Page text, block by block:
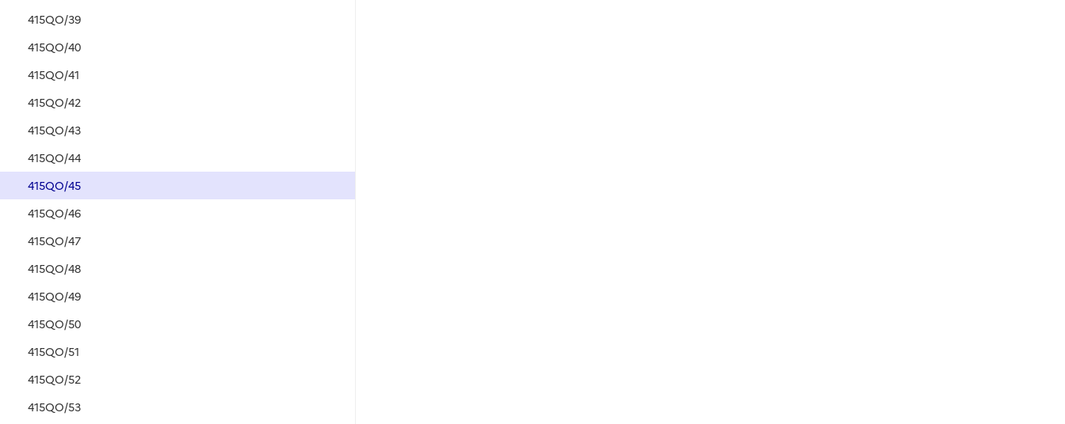
415QO/39
415QO/40
415QO/41
415QO/42
415QO/43
415QO/44
415QO/45
415QO/46
415QO/47
415QO/48
415QO/49
415QO/50
415QO/51
415QO/52
415QO/53